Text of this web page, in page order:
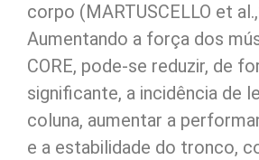
corpo (MARTUSCELLO et
Aumentando a força dos
CORE, pode-se reduzir, de
significante, a incidência de
coluna, aumentar a
e a estabilidade do tronco,